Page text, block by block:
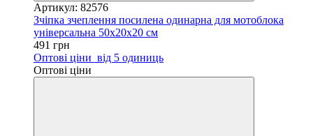
Артикул: 82576
Зчіпка зчеплення посилена одинарна для мотоблока
універсальна 50х20х20 см
491 грн
Оптові ціни від 5 одиниць
Оптові ціни